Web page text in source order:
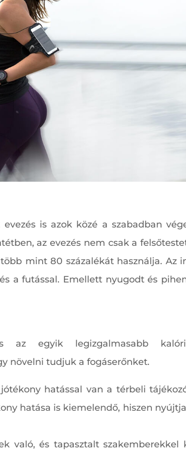
is azok közé a szabadban
az evezés nem csak a
mint 80 százalékát használja. Az
a futással. Emellett nyugodt és
az egyik legizgalmasabb
növelni tudjuk a fogáserőnket.
hatással van a térbeli
hatása is kiemelendő, hiszen
való, és tapasztalt szakemberekkel